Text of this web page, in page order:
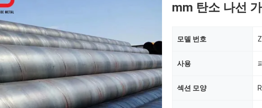
mm 탄소 나선
모델 번호
사용
섹션 모양